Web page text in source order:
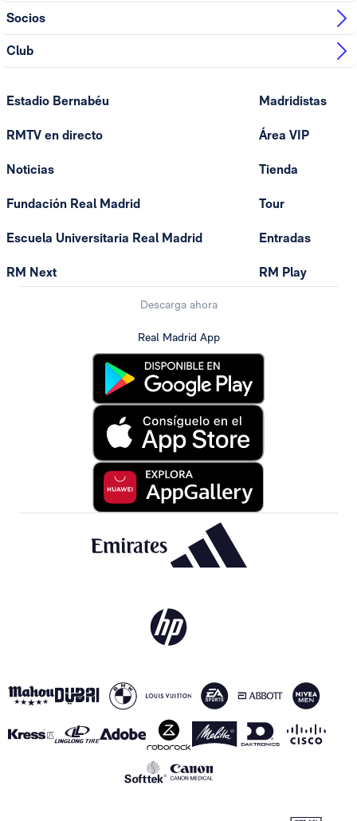
Socios
Club
Estadio Bernabéu
RMTV en directo
Noticias
Fundación Real Madrid
Escuela Universitaria Real Madrid
RM Next
Madridistas
Área VIP
Tienda
Tour
Entradas
RM Play
Descarga ahora
Real Madrid App